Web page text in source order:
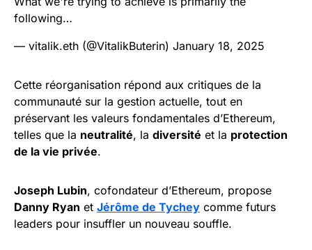
following…
— vitalik.eth (@VitalikButerin) January 18, 2025
Cette réorganisation répond aux critiques de la
communauté sur la gestion actuelle, tout en
préservant les valeurs fondamentales d’Ethereum,
telles que la neutralité, la diversité et la protection
de la vie privée.
Joseph Lubin, cofondateur d’Ethereum, propose
Danny Ryan et Jérôme de Tychey comme futurs
leaders pour insuffler un nouveau souffle.